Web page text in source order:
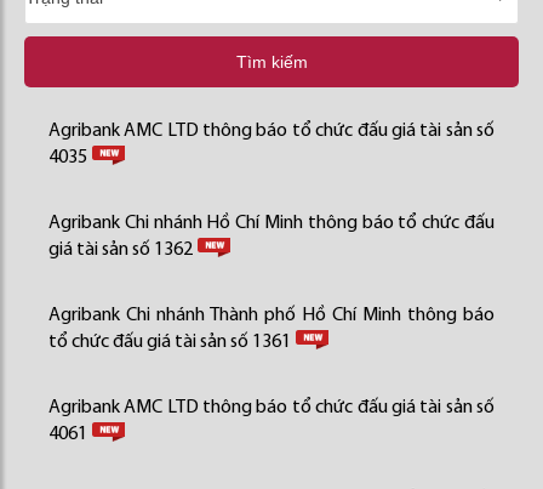
Tìm kiếm
Agribank AMC LTD thông báo tổ chức đấu giá tài sản số
4035
Agribank Chi nhánh Hồ Chí Minh thông báo tổ chức đấu
giá tài sản số 1362
Agribank Chi nhánh Thành phố Hồ Chí Minh thông báo
tổ chức đấu giá tài sản số 1361
Agribank AMC LTD thông báo tổ chức đấu giá tài sản số
4061